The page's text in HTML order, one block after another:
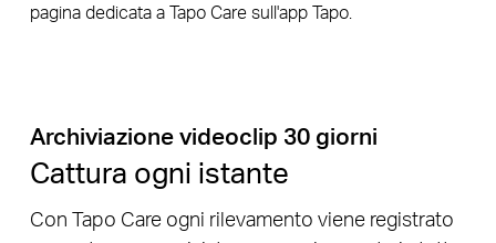
pagina dedicata a Tapo Care sull'app Tapo.
Archiviazione videoclip 30 giorni
Cattura ogni istante
Con Tapo Care ogni rilevamento viene registrato